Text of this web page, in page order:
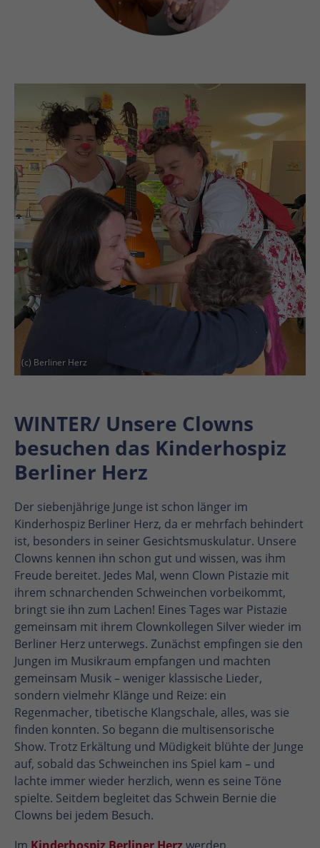
(c) Berliner Herz
WINTER/ Unsere Clowns
besuchen das Kinderhospiz
Berliner Herz
Der siebenjährige Junge ist schon länger im
Kinderhospiz Berliner Herz, da er mehrfach behindert
ist, besonders in seiner Gesichtsmuskulatur. Unsere
Clowns kennen ihn schon gut und wissen, was ihm
Freude bereitet. Jedes Mal, wenn Clown Pistazie mit
ihrem schnarchenden Schweinchen vorbeikommt,
bringt sie ihn zum Lachen! Eines Tages war Pistazie
gemeinsam mit ihrem Clownkollegen Silver wieder im
Berliner Herz unterwegs. Zunächst empfingen sie den
Jungen im Musikraum empfangen und machten
gemeinsam Musik – weniger klassische Lieder,
sondern vielmehr Klänge und Reize: ein
Regenmacher, tibetische Klangschale, alles, was sie
finden konnten. So begann die multisensorische
Show. Trotz Erkältung und Müdigkeit blühte der Junge
auf, sobald das Schweinchen ins Spiel kam – und
lachte immer wieder herzlich, wenn es seine Töne
spielte. Seitdem begleitet das Schwein Bernie die
Clowns bei jedem Besuch.